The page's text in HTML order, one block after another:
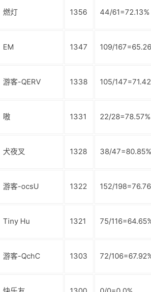
燃灯 1356 44/61=72.13%
EM 1347 109/
游客-QERV 1338 105/
嗷 1331 22/28=78.57%
犬夜叉 1328 38/47=80.85%
游客-ocsU 1322 152/
Tiny Hu 1321 75/
游客-QchC 1303 72/